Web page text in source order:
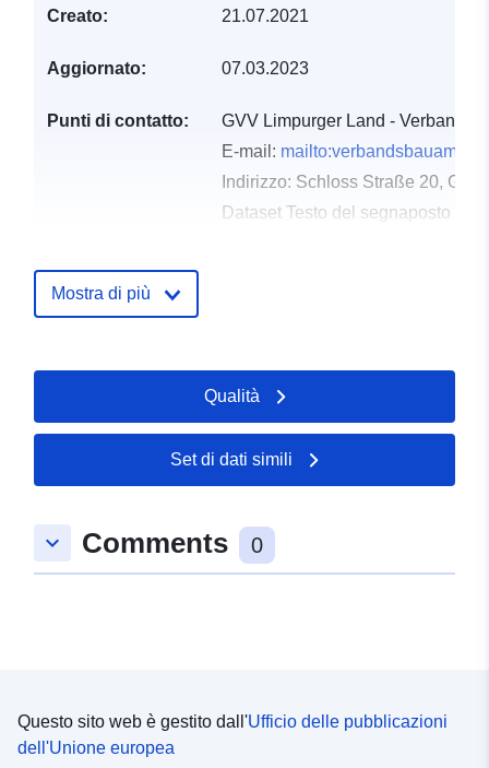
Creato: 21.07.2021
Aggiornato: 07.03.2023
Punti di contatto:
GVV Limpurger Land -
E-mail:
Indirizzo: Schloss Straße 20,
Dataset Testo del segnaposto
Registro del
catalogo:
Spaziale: Coordinate: [ [ 9.7716118,
49.0306823 ], [ 9.7722926,
49.0306823 ], [ 9.7722926,
49.0293635 ], [ 9.7716118,
Mostra di più
Qualità
Set di dati simili
keyboard_arrow_down Comments 0
Questo sito web è gestito dall'Ufficio delle pubblicazioni
dell'Unione europea